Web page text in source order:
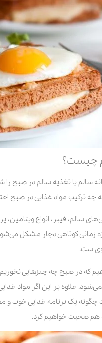
چیست؟
سالم یا تغذیه سالم در صبح را
چه ترکیب مواد غذایی در صبح
سالم، فیبر، انواع
زمانی کوتاهی دچار مشکل
ست.
که در صبح چه چیزهایی
علاوه بر این اگر مواد
چگونه یک برنامه غذایی خوب و
هم صحبت خواهیم کرد.